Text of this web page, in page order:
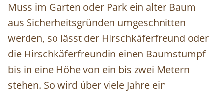
Muss im Garten oder Park ein alter Baum
aus Sicherheitsgründen umgeschnitten
werden, so lässt der Hirschkäferfreund oder
die Hirschkäferfreundin einen Baumstumpf
bis in eine Höhe von ein bis zwei Metern
stehen. So wird über viele Jahre ein